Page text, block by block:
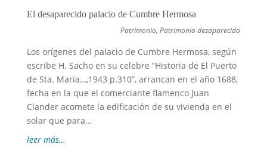
El desaparecido palacio de Cumbre Hermosa
Patrimonio,Patrimonio desaparecido
Los orígenes del palacio de Cumbre Hermosa, según
escribe H. Sacho en su celebre “Historia de El Puerto
de Sta. María…,1943 p.310”, arrancan en el año 1688,
fecha en la que el comerciante flamenco Juan
Clander acomete la edificación de su vivienda en el
solar que para…
leer más…